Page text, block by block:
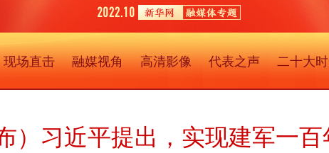
现场直击 融媒视角 高清影像 代表之声 二十大
）习近平提出，实现建军一